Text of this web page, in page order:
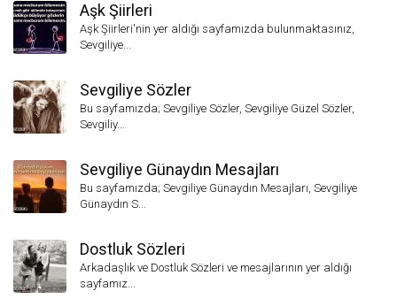
Aşk Şiirleri
Aşk Şiirleri'nin yer aldığı sayfamızda bulunmaktasınız,
Sevgiliye...
Sevgiliye Sözler
Bu sayfamızda; Sevgiliye Sözler, Sevgiliye Güzel Sözler,
Sevgiliy...
Sevgiliye Günaydın Mesajları
Bu sayfamızda; Sevgiliye Günaydın Mesajları, Sevgiliye
Günaydın S...
Dostluk Sözleri
Arkadaşlık ve Dostluk Sözleri ve mesajlarının yer aldığı
sayfamız...